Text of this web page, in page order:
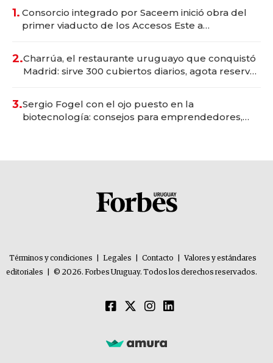
1. Consorcio integrado por Saceem inició obra del
primer viaducto de los Accesos Este a
2.Charrúa, el restaurante uruguayo que conquistó
Madrid: sirve 300 cubiertos diarios, agota reservas
3.Sergio Fogel con el ojo puesto en la
biotecnología: consejos para emprendedores,
Términos y condiciones Legales Contacto
Valores y estándares
editoriales
© 2026. Forbes Uruguay. Todos los derechos reservados.